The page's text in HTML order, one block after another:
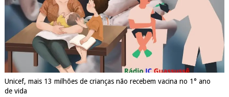
Unicef, mais 13 milhões de crianças não recebem vacina no 1° ano
de vida